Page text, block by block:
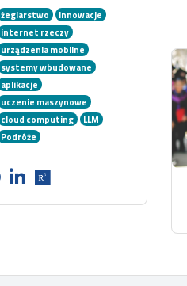
żeglarstwo
innowacje
internet rzeczy
urządzenia mobilne
systemy wbudowane
aplikacje
uczenie maszynowe
cloud computing
LLM
Podróże